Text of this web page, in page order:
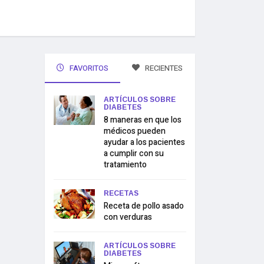
FAVORITOS RECIENTES
ARTÍCULOS SOBRE
DIABETES
8 maneras en que los
médicos pueden
ayudar a los pacientes
a cumplir con su
tratamiento
RECETAS
Receta de pollo asado
con verduras
ARTÍCULOS SOBRE
DIABETES